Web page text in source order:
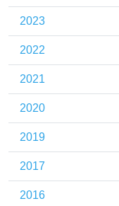
2023
2022
2021
2020
2019
2017
2016